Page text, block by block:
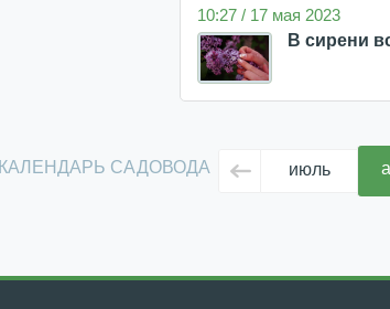
10:27 / 17 мая 2023
В сирени
КАЛЕНДАРЬ САДОВОДА июль